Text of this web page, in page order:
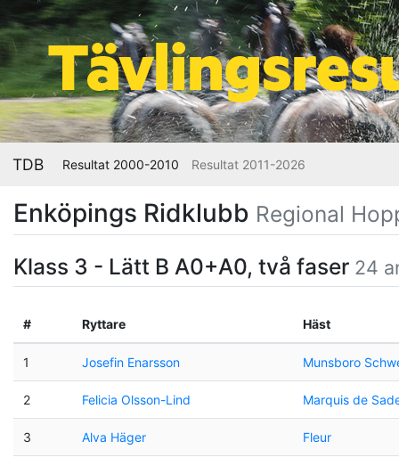
TDB Resultat 2000-2010 Resultat 2011-2026
Enköpings Ridklubb Regional
Klass 3 - Lätt B A0+A0, två faser 24
# Ryttare Häst
1 Josefin Enarsson Munsboro
2 Felicia Olsson-Lind Marquis de
3 Alva Häger Fleur